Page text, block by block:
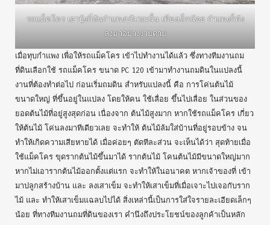
รถแม็คโคร เอาบุ้งกี๋ดันกำแพงบริเวณนั้น เพียงเล็กน้อย กำแพงก็พัง
ลงมาอย่างง่ายดาย
เมื่อทุบกำแพง เพื่อให้รถแม็คโคร เข้าไปทำงานได้แล้ว ซึ่งทางทีมงานถม
ที่ดินเลือกใช้ รถแม็คโคร ขนาด PC 120 เข้ามาทำงานถมดินในแปลงนี้
งานที่ต้องทำต่อไป ก่อนเริ่มถมดิน สำหรับแปลงนี้ คือ การโค่นต้นไม้
ขนาดใหญ่ ที่ขึ้นอยู่ในแปลง โดยให้คน ใช้เลื่อย ขึ้นไปเลื่อย ในส่วนของ
ยอดต้นไม้ที่อยู่สูงสุดก่อน เนื่องจาก ต้นไม้สูงมาก หากใช้รถแม็คโคร เกี่ยว
ให้ต้นไม้ โค่นลงมาทีเดียวเลย จะทำให้ ต้นไม้ล้มใส่บ้านที่อยู่รอบข้าง จน
ทำให้เกิดความเสียหายได้ เมื่อค่อยๆ ตัดทีละส่วน จะเห็นได้ว่า สุดท้ายเมื่อ
ใช้แม็คโคร ขุดรากต้นไม้ขึ้นมาได้ รากต้นไม้ โคนต้นไม้มีขนาดใหญ่มาก
หากไม่เอารากต้นไม้ออกตั้งแต่แรก จะทำให้ในอนาคต หากเจ้าของที่ เข้า
มาปลูกสร้างบ้าน และ ลงเสาเข็ม จะทำให้เสาเข็มที่เมื่อเจาะไปเจอกับราก
ไม้ และ ทำให้เสาเข็มแฉลบไปได้ สิ่งเหล่านี้เป็นการใส่ใจรายละเอียดเล็กๆ
น้อย ที่ทางทีมงานถมที่ดินของเรา คำนึงถึงประโยชน์ของลูกค้าเป็นหลัก